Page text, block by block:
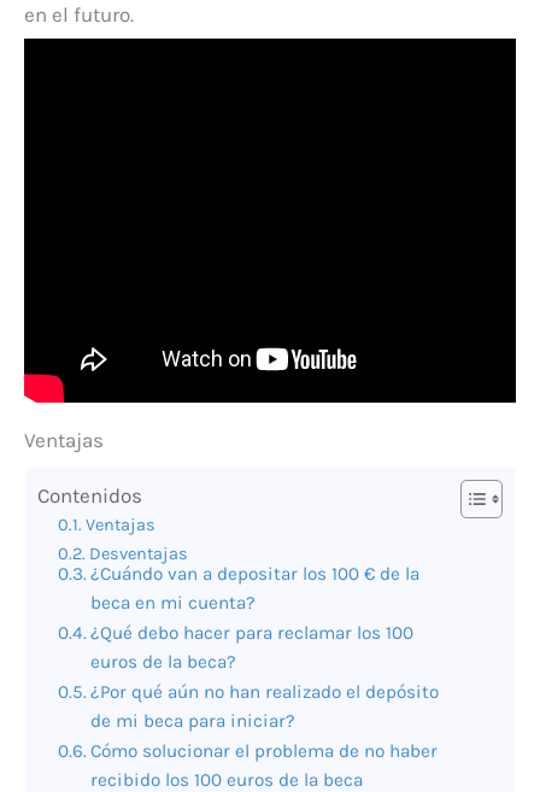
en el futuro.
Ventajas
Contenidos
Ventajas
Desventajas
¿Cuándo van a depositar los 100 € de la
beca en mi cuenta?
¿Qué debo hacer para reclamar los 100
euros de la beca?
¿Por qué aún no han realizado el depósito
de mi beca para iniciar?
Cómo solucionar el problema de no haber
recibido los 100 euros de la beca